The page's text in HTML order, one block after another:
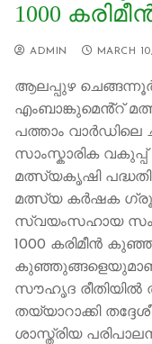
1000
ADMIN MARCH
ആലപ്പുഴ
എംബാങ്കുമെൻ്റ്
പത്താം വാർഡിലെ
സാംസ്കാരിക വകുപ്പ്
മത്സ്യകൃഷി
മത്സ്യ കർഷക
സ്വയംസഹായ
1000 കരിമീൻ
കുഞ്ഞുങ്ങളെയുമാണ്
സൗഹൃദ രീതിയിൽ
തയ്യാറാക്കി
ശാസ്ത്രിയ